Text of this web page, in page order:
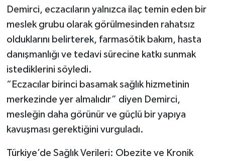
Demirci, eczacıların yalnızca ilaç temin eden bir
meslek grubu olarak görülmesinden rahatsız
olduklarını belirterek, farmasötik bakım, hasta
danışmanlığı ve tedavi sürecine katkı sunmak
istediklerini söyledi.
“Eczacılar birinci basamak sağlık hizmetinin
merkezinde yer almalıdır” diyen Demirci,
mesleğin daha görünür ve güçlü bir yapıya
kavuşması gerektiğini vurguladı.
Türkiye’de Sağlık Verileri: Obezite ve Kronik